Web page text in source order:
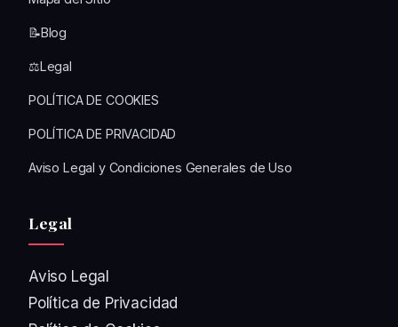
📝Blog
⚖️Legal
POLÍTICA DE COOKIES
POLÍTICA DE PRIVACIDAD
Aviso Legal y Condiciones Generales de Uso
Legal
Aviso Legal
Política de Privacidad